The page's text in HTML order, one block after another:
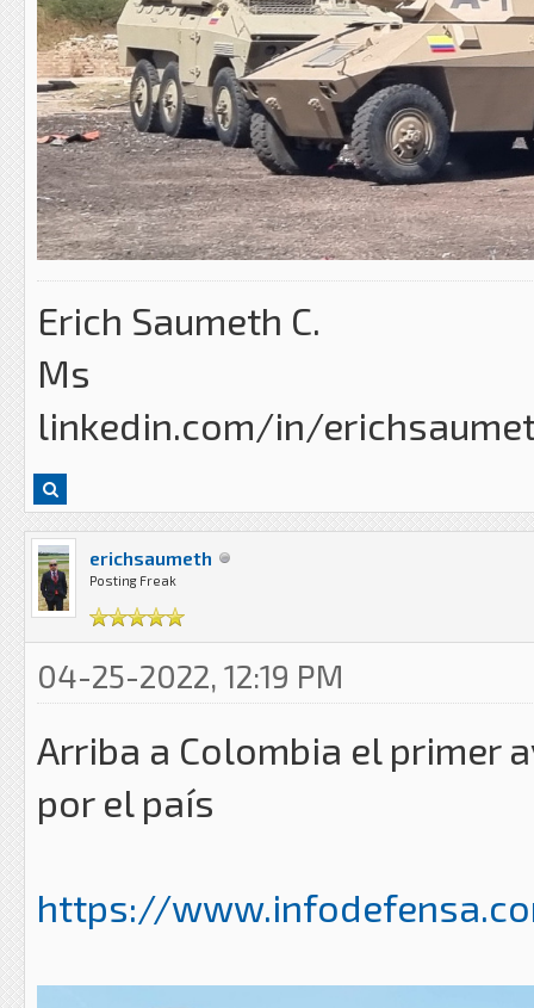
Erich Saumeth C.
Ms
linkedin.com/in/
erichsaumeth
Posting Freak
04-25-2022, 12:19 PM
Arriba a Colombia el primer
por el país
https://